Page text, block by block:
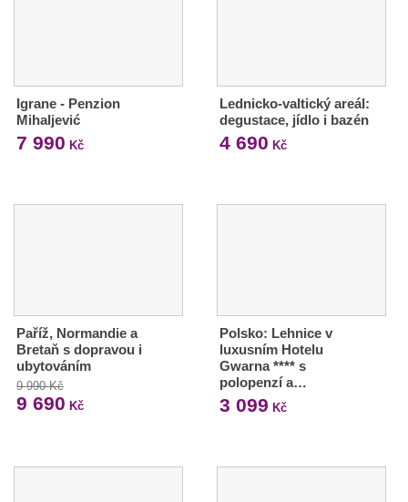
Igrane - Penzion
Mihaljević
7 990 Kč
Lednicko-valtický areál:
degustace, jídlo i bazén
4 690 Kč
Paříž, Normandie a
Bretaň s dopravou i
ubytováním
9 990 Kč
9 690 Kč
Polsko: Lehnice v
luxusním Hotelu
Gwarna **** s
polopenzí a…
3 099 Kč